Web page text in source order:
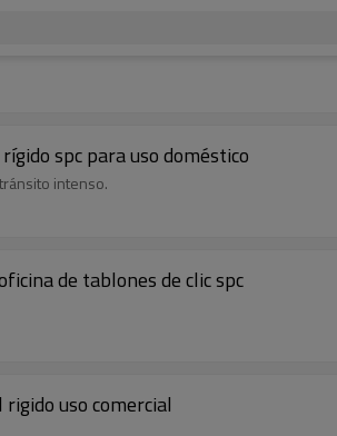
spc para uso doméstico
intenso.
de tablones de clic spc
uso comercial